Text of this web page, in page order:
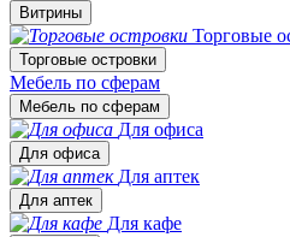
Витрины
Торговые
Торговые островки
Мебель по сферам
Мебель по сферам
Для офиса
Для офиса
Для аптек
Для аптек
Для кафе